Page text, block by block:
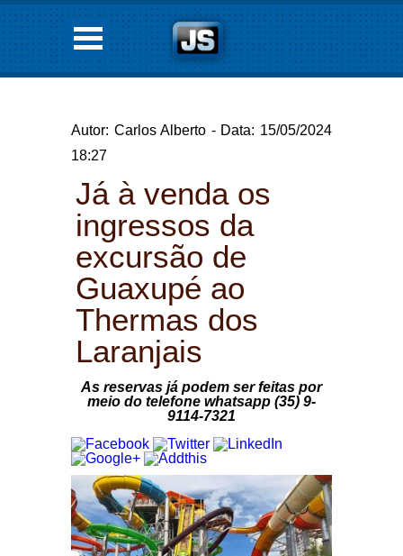
Autor: Carlos Alberto - Data: 15/05/2024
18:27
Já à venda os
ingressos da
excursão de
Guaxupé ao
Thermas dos
Laranjais
As reservas já podem ser feitas por
meio do telefone whatsapp (35) 9-
9114-7321